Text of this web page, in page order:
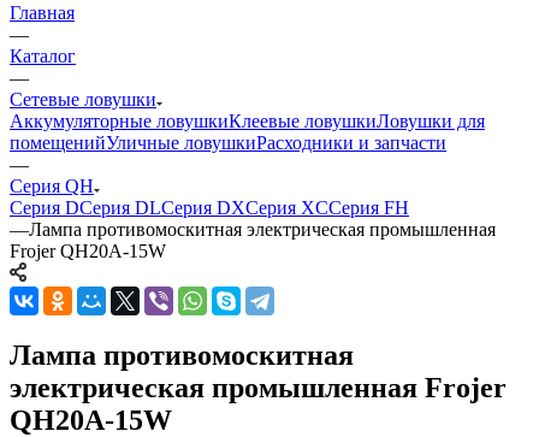
Главная
—
Каталог
—
Сетевые ловушки
Аккумуляторные ловушкиКлеевые ловушкиЛовушки для
помещенийУличные ловушкиРасходники и запчасти
—
Серия QH
Серия DСерия DLСерия DXСерия XCСерия FH
—Лампа противомоскитная электрическая промышленная
Frojer QH20A-15W
Лампа противомоскитная
электрическая промышленная Frojer
QH20A-15W